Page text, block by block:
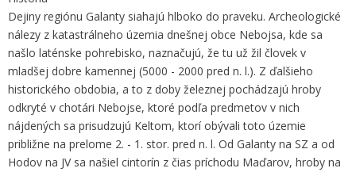
Dejiny regiónu Galanty siahajú hlboko do praveku. Archeologické
nálezy z katastrálneho územia dnešnej obce Nebojsa, kde sa
našlo laténske pohrebisko, naznačujú, že tu už žil človek v
mladšej dobre kamennej (5000 - 2000 pred n. l.). Z ďalšieho
historického obdobia, a to z doby železnej pochádzajú hroby
odkryté v chotári Nebojse, ktoré podľa predmetov v nich
nájdených sa prisudzujú Keltom, ktorí obývali toto územie
približne na prelome 2. - 1. stor. pred n. l. Od Galanty na SZ a od
Hodov na JV sa našiel cintorín z čias príchodu Maďarov, hroby na